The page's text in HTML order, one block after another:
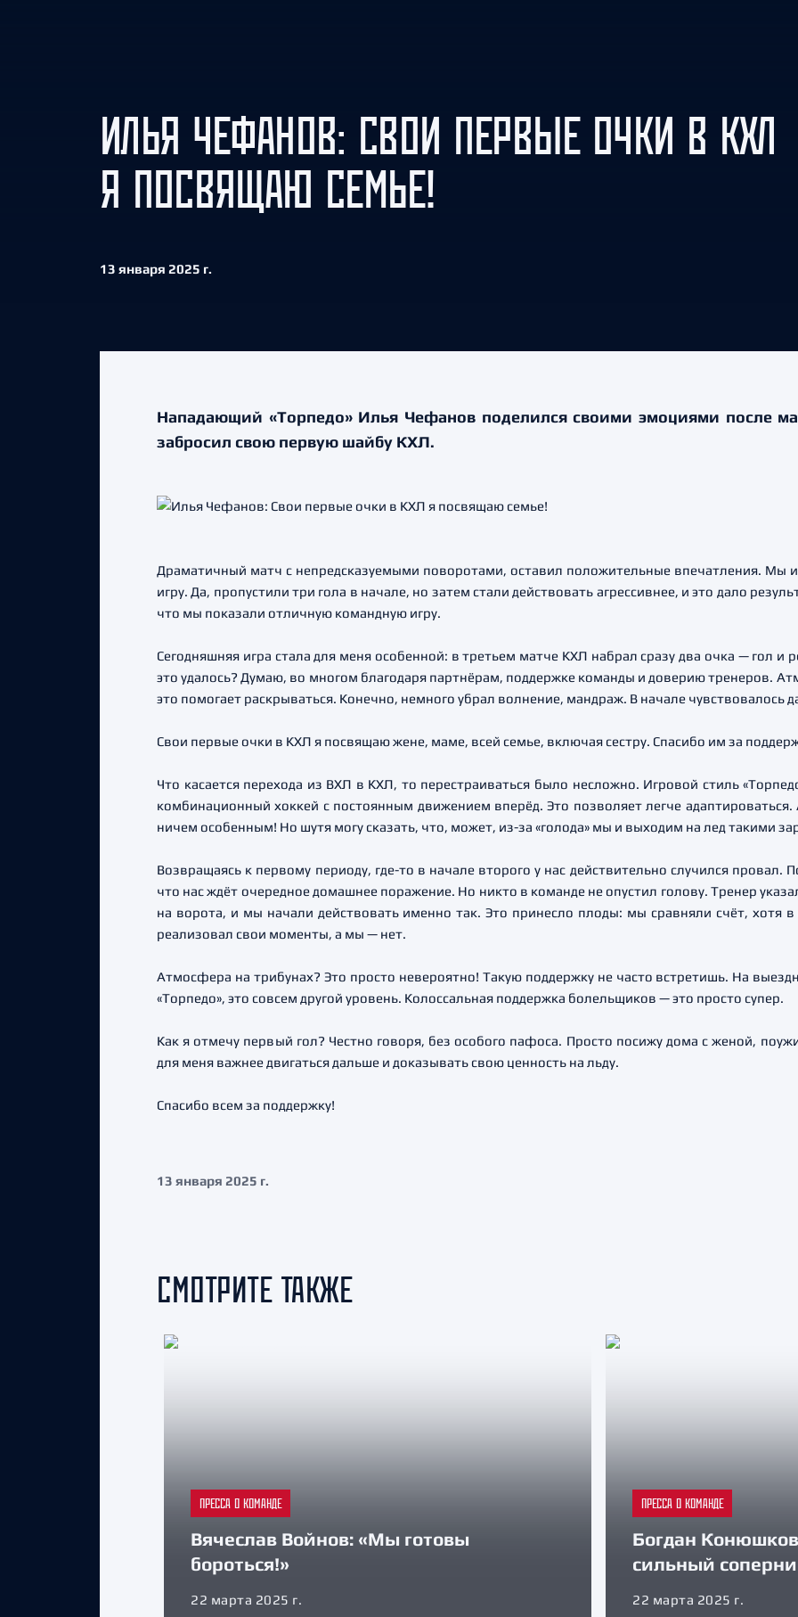
ИЛЬЯ ЧЕФАНОВ: СВОИ ПЕРВЫЕ ОЧКИ В КХЛ
Я ПОСВЯЩАЮ СЕМЬЕ!
13 января 2025 г.
Нападающий «Торпедо» Илья Чефанов поделился своими эмоциями после
забросил свою первую шайбу КХЛ.
Драматичный матч с непредсказуемыми поворотами, оставил положительные впечатления. Мы
игру. Да, пропустили три гола в начале, но затем стали действовать агрессивнее, и это дало
что мы показали отличную командную игру.
Сегодняшняя игра стала для меня особенной: в третьем матче КХЛ набрал сразу два очка — гол и
это удалось? Думаю, во многом благодаря партнёрам, поддержке команды и доверию тренеров.
это помогает раскрываться. Конечно, немного убрал волнение, мандраж. В начале чувствовалось
Свои первые очки в КХЛ я посвящаю жене, маме, всей семье, включая сестру. Спасибо им за
Что касается перехода из ВХЛ в КХЛ, то перестраиваться было несложно. Игровой стиль
комбинационный хоккей с постоянным движением вперёд. Это позволяет легче адаптироваться.
ничем особенным! Но шутя могу сказать, что, может, из-за «голода» мы и выходим на лед такими
Возвращаясь к первому периоду, где-то в начале второго у нас действительно случился
что нас ждёт очередное домашнее поражение. Но никто в команде не опустил голову. Тренер
на ворота, и мы начали действовать именно так. Это принесло плоды: мы сравняли счёт, хотя
реализовал свои моменты, а мы — нет.
Атмосфера на трибунах? Это просто невероятно! Такую поддержку не часто встретишь. На
«Торпедо», это совсем другой уровень. Колоссальная поддержка болельщиков — это просто супер.
Как я отмечу первый гол? Честно говоря, без особого пафоса. Просто посижу дома с женой,
для меня важнее двигаться дальше и доказывать свою ценность на льду.
Спасибо всем за поддержку!
13 января 2025 г.
СМОТРИТЕ ТАКЖЕ
ПРЕССА О КОМАНДЕ
Вячеслав Войнов: «Мы готовы
бороться!»
22 марта 2025 г.
ПРЕССА О КОМАНДЕ
Богдан
сильный
22 марта 2025 г.